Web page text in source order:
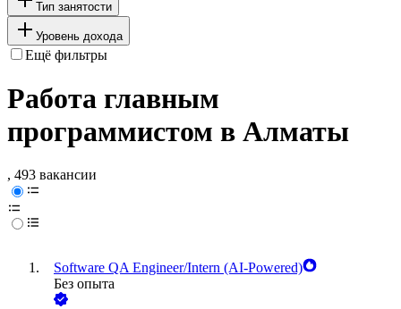
Тип занятости
Уровень дохода
Ещё фильтры
Работа главным
программистом в Алматы
, 493 вакансии
Software QA Engineer/Intern (AI-Powered)
Без опыта